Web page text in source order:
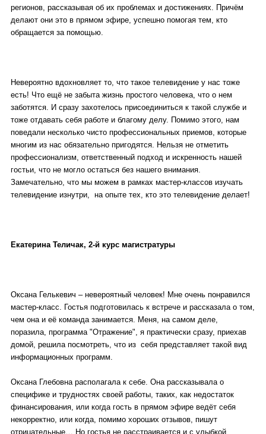
регионов, рассказывая об их проблемах и достижениях. Причём
делают они это в прямом эфире, успешно помогая тем, кто
обращается за помощью.
Невероятно вдохновляет то, что такое телевидение у нас тоже
есть! Что ещё не забыта жизнь простого человека, что о нем
заботятся. И сразу захотелось присоединиться к такой службе и
тоже отдавать себя работе и благому делу. Помимо этого, нам
поведали несколько чисто профессиональных приемов, которые
многим из нас обязательно пригодятся. Нельзя не отметить
профессионализм, ответственный подход и искренность нашей
гостьи, что не могло остаться без нашего внимания.
Замечательно, что мы можем в рамках мастер-классов изучать
телевидение изнутри, на опыте тех, кто это телевидение делает!
Екатерина Теличак, 2-й курс магистратуры
Оксана Гелькевич – невероятный человек! Мне очень понравился
мастер-класс. Гостья подготовилась к встрече и рассказала о том,
чем она и её команда занимается. Меня, на самом деле,
поразила, программа "Отражение", я практически сразу, приехав
домой, решила посмотреть, что из себя представляет такой вид
информационных программ.
Оксана Глебовна располагала к себе. Она рассказывала о
специфике и трудностях своей работы, таких, как недостаток
финансирования, или когда гость в прямом эфире ведёт себя
некорректно, или когда, помимо хороших отзывов, пишут
отрицательные… Но гостья не расстраивается и с улыбкой